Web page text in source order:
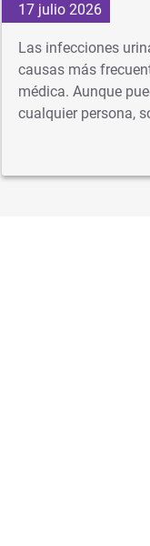
17 julio 2026
Las infecciones
causas más
médica. Aunque
cualquier persona,